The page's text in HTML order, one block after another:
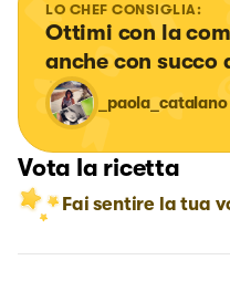
LO CHEF CONSIGLIA:
Ottimi con la
anche con succo
_paola_catalano
Vota la ricetta
Fai sentire la tua